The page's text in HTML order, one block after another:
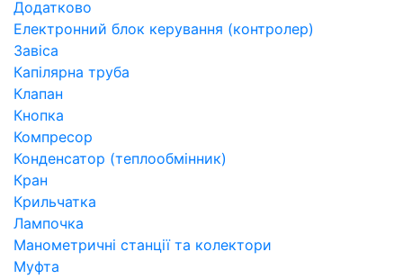
Додатково
Електронний блок керування (контролер)
Завіса
Капілярна труба
Клапан
Кнопка
Компресор
Конденсатор (теплообмінник)
Кран
Крильчатка
Лампочка
Манометричні станції та колектори
Муфта